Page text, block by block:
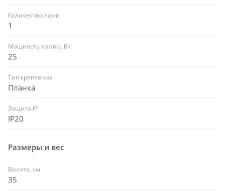
Количество ламп
1
Мощность лампы, Вт
25
Тип крепления
Планка
Защита IP
IP20
Размеры и вес
Высота, см
35